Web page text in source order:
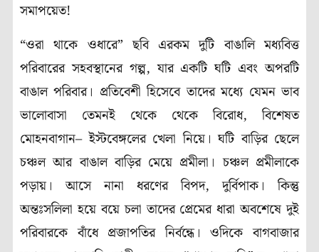
সমাপয়েত!
“ওরা থাকে ওধারে” ছবি এরকম দুটি বাঙালি মধ্যবিত্ত
পরিবারের সহবস্থানের গল্প, যার একটি ঘটি এবং অপরটি
বাঙাল পরিবার। প্রতিবেশী হিসেবে তাদের মধ্যে যেমন ভাব
ভালোবাসা তেমনই থেকে থেকে বিরোধ, বিশেষত
মোহনবাগান– ইস্টবেঙ্গলের খেলা নিয়ে। ঘটি বাড়ির ছেলে
চঞ্চল আর বাঙাল বাড়ির মেয়ে প্রমীলা। চঞ্চল প্রমীলাকে
পড়ায়। আসে নানা ধরণের বিপদ, দুর্বিপাক। কিন্তু
অন্তঃসলিলা হয়ে বয়ে চলা তাদের প্রেমের ধারা অবশেষে দুই
পরিবারকে বাঁধে প্রজাপতির নির্বন্ধে। ওদিকে বাগবাজার